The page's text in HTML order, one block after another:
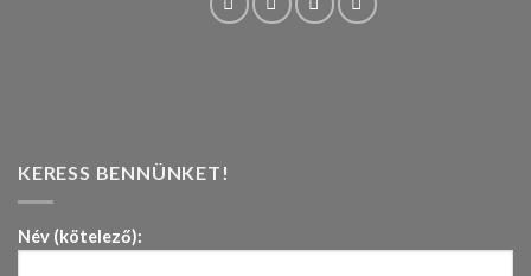
KERESS BENNÜNKET!
Név (kötelező):